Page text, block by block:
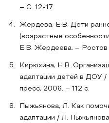
– С. 12-17.
Жердева, Е.В. Дети
(возрастные
Е.В. Жердеева. –
Кирюхина, Н.В.
адаптации детей в ДОУ
пресс, 2006. – 112 с.
Пыжьянова, Л. Как
адаптации / Л.